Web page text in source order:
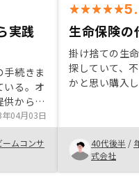
実践
続きま
いる。オ
供から、
える。
談が完結
ィスで
の物
能。
04月03日
ームコンサ
生命保険の
掛け捨ての生
探していて、
かと思い購入
明して下さい
40代後半 /
式会社